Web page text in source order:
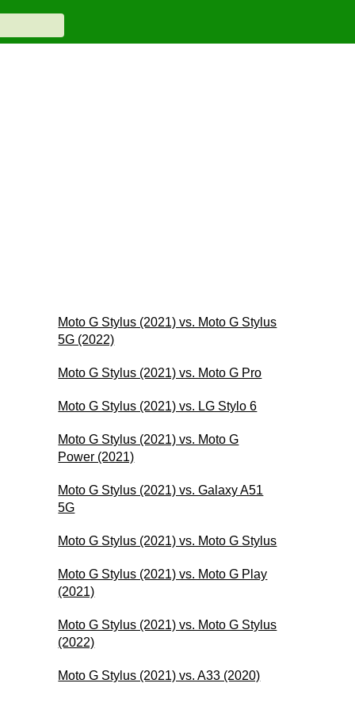
Moto G Stylus (2021) vs. Moto G Stylus
5G (2022)
Moto G Stylus (2021) vs. Moto G Pro
Moto G Stylus (2021) vs. LG Stylo 6
Moto G Stylus (2021) vs. Moto G
Power (2021)
Moto G Stylus (2021) vs. Galaxy A51
5G
Moto G Stylus (2021) vs. Moto G Stylus
Moto G Stylus (2021) vs. Moto G Play
(2021)
Moto G Stylus (2021) vs. Moto G Stylus
(2022)
Moto G Stylus (2021) vs. A33 (2020)